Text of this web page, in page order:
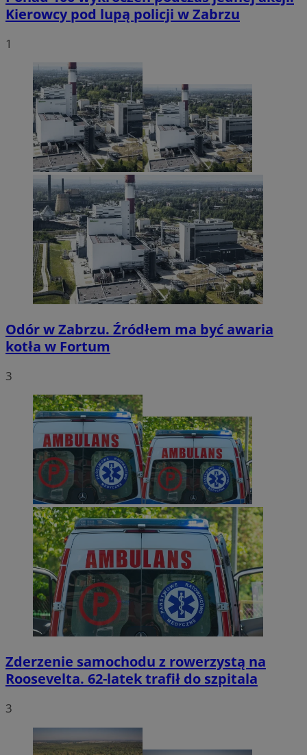
Kierowcy pod lupą policji w Zabrzu
1
Odór w Zabrzu. Źródłem ma być awaria
kotła w Fortum
3
Zderzenie samochodu z rowerzystą na
Roosevelta. 62-latek trafił do szpitala
3